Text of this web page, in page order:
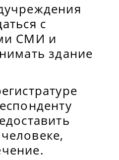
с
СМИ и
здание